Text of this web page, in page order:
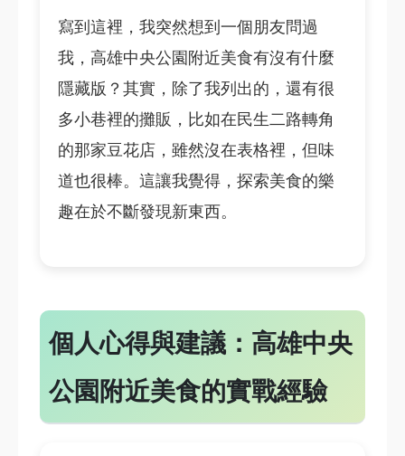
寫到這裡，我突然想到一個朋友問過
我，高雄中央公園附近美食有沒有什麼
隱藏版？其實，除了我列出的，還有很
多小巷裡的攤販，比如在民生二路轉角
的那家豆花店，雖然沒在表格裡，但味
道也很棒。這讓我覺得，探索美食的樂
趣在於不斷發現新東西。
個人心得與建議：高雄中央
公園附近美食的實戰經驗